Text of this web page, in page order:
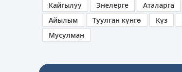
Кайгылуу
Энелерге Аталарга
Айылым
Туулган күнгө Күз
Мусулман